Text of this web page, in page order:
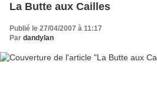
La Butte aux Cailles
Publié le 27/04/2007 à 11:17
Par dandylan